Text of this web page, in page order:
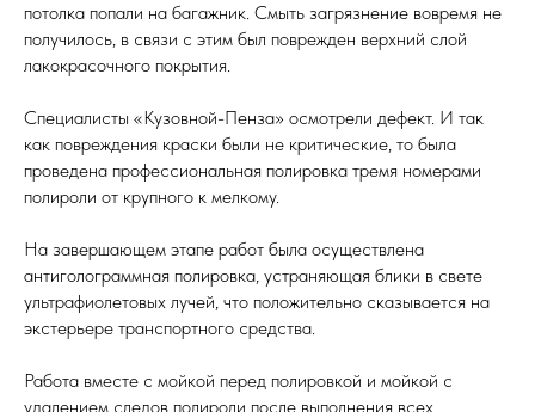
потолка попали на багажник. Смыть загрязнение вовремя не
получилось, в связи с этим был поврежден верхний слой
лакокрасочного покрытия.
Специалисты «Кузовной-Пенза» осмотрели дефект. И так
как повреждения краски были не критические, то была
проведена профессиональная полировка тремя номерами
полироли от крупного к мелкому.
На завершающем этапе работ была осуществлена
антиголограммная полировка, устраняющая блики в свете
ультрафиолетовых лучей, что положительно сказывается на
экстерьере транспортного средства.
Работа вместе с мойкой перед полировкой и мойкой с
удалением следов полироли после выполнения всех